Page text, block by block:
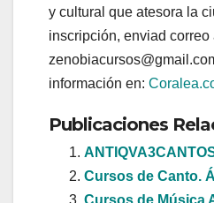
y cultural que atesora la
inscripción, enviad correo
información en:
Publicaciones
Cursos de Canto.